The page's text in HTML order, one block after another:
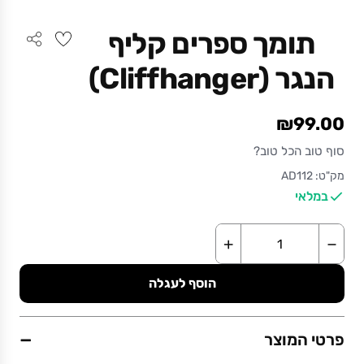
תומך ספרים קליף
הנגר (Cliffhanger)
₪99.00
סוף טוב הכל טוב?
מק"ט: AD112
במלאי
−
+
הוסף לעגלה
פרטי המוצר −